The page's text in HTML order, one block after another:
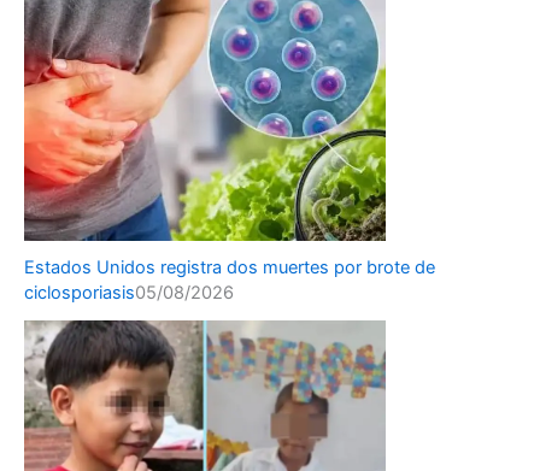
Estados Unidos registra dos muertes por brote de
ciclosporiasis05/08/2026